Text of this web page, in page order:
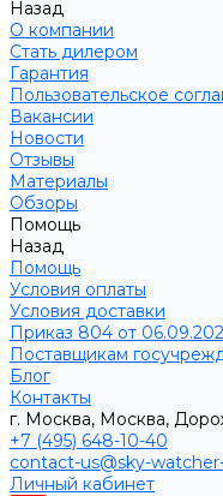
Назад
О компании
Стать дилером
Гарантия
Пользовательское
Вакансии
Новости
Отзывы
Материалы
Обзоры
Помощь
Назад
Помощь
Условия оплаты
Условия доставки
Приказ 804 от
Поставщикам
Блог
Контакты
г. Москва, Москва,
+7 (495) 648-10-40
contact-us@sky-
Личный кабинет